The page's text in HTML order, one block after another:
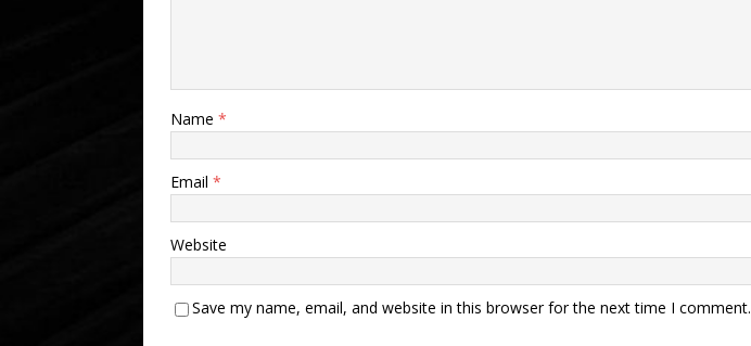
Name *
Email *
Website
Save my name, email, and website in this browser for the next time I comment.